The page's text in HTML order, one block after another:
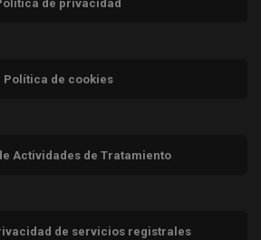
de privacidad
Política de cookies
Actividades de Tratamiento
de servicios registrales